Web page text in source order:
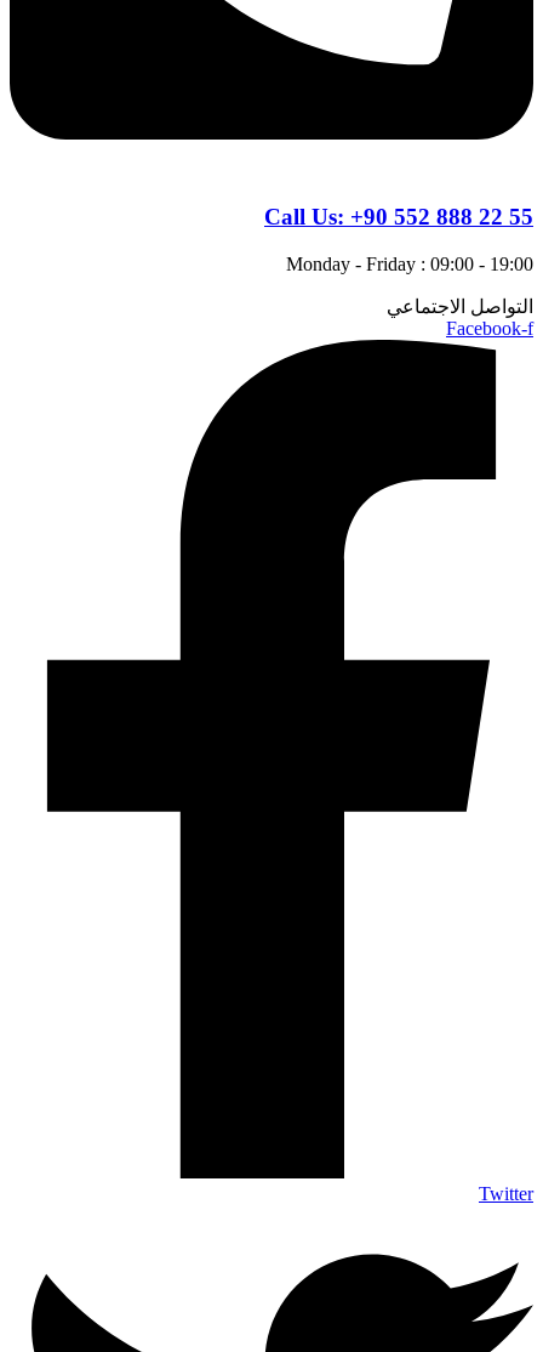
Call Us: +90 552 888 22 55
Monday - Friday : 09:00 - 19:00
التواصل الاجتماعي
Facebook-f
Twitter